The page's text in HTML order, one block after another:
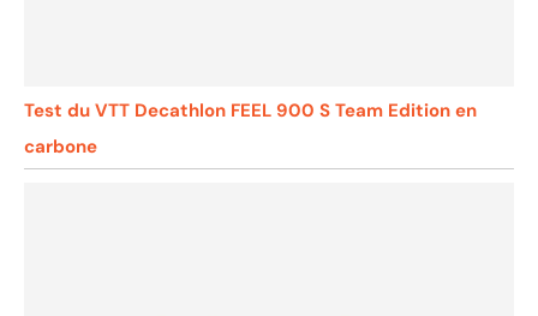
Test du VTT Decathlon FEEL 900 S Team Edition en
carbone